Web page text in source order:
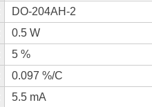
DO-204AH-2
0.5 W
5 %
0.097 %/C
5.5 mA